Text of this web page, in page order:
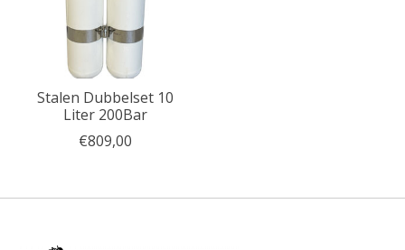
Stalen Dubbelset 10
Liter 200Bar
€809,00